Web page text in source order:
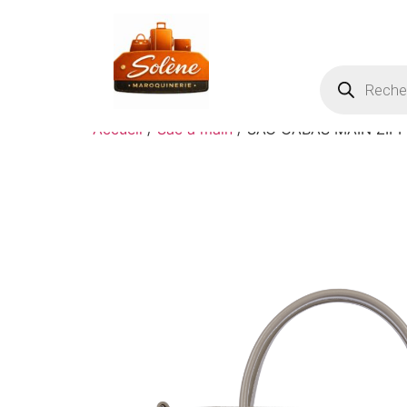
Accueil / Sac à main / SAC CABAS MAIN